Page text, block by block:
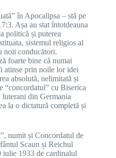
în Apocalipsa – stă pe
Așa au stat întotdeauna
politică și puterea
sistemul religios al
noii conducători.
foarte bine că numai
atinse prin noile lor idei
absolută, nelimitată și
“concordatul” cu Biserica
din Germania
la o dictatură completă și
numit și Concordatul de
Scaun și Reichul
iulie 1933 de cardinalul